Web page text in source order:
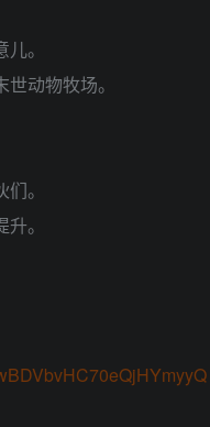
。
动物牧场。
。
。